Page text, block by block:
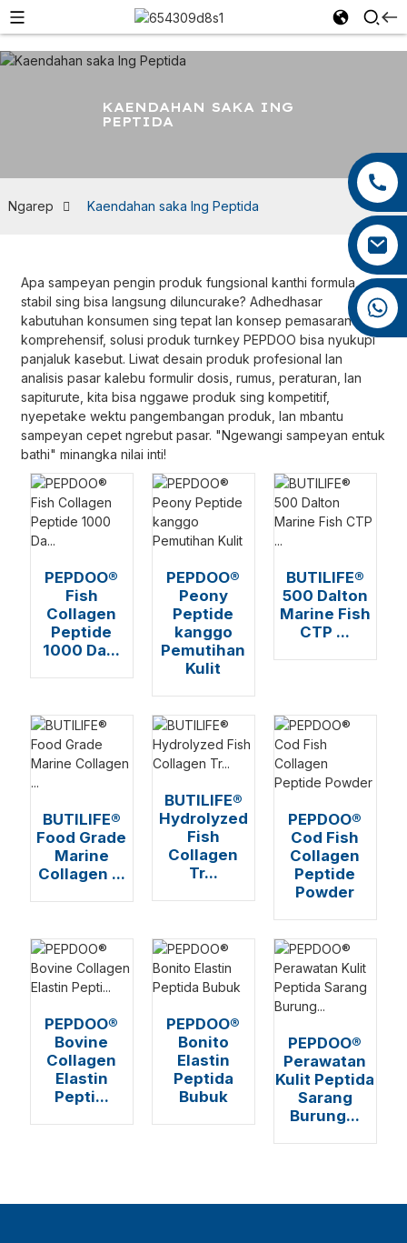
+86 13959222339
+86 0592 5599526
+86 18965423693
KAENDAHAN SAKA ING
PEPTIDA
Ngarep Kaendahan saka Ing Peptida
Apa sampeyan pengin produk fungsional kanthi formula
stabil sing bisa langsung diluncurake? Adhedhasar
kabutuhan konsumen sing tepat lan konsep pemasaran sing
komprehensif, solusi produk turnkey PEPDOO bisa nyukupi
panjaluk kasebut. Liwat desain produk profesional lan
analisis pasar kalebu formulir dosis, rumus, peraturan, lan
sapiturute, kita bisa nggawe produk sing kompetitif,
nyepetake wektu pangembangan produk, lan mbantu
sampeyan cepet ngrebut pasar. "Ngewangi sampeyan entuk
bathi" minangka nilai inti!
PEPDOO®
Fish
Collagen
Peptide
1000 Da...
PEPDOO®
Peony
Peptide
kanggo
Pemutihan
Kulit
BUTILIFE®
500 Dalton
Marine Fish
CTP ...
BUTILIFE®
Food Grade
Marine
Collagen ...
BUTILIFE®
Hydrolyzed
Fish
Collagen
Tr...
PEPDOO®
Cod Fish
Collagen
Peptide
Powder
PEPDOO®
Bovine
Collagen
Elastin
Pepti...
PEPDOO®
Bonito
Elastin
Peptida
Bubuk
PEPDOO®
Perawatan
Kulit Peptida
Sarang
Burung...